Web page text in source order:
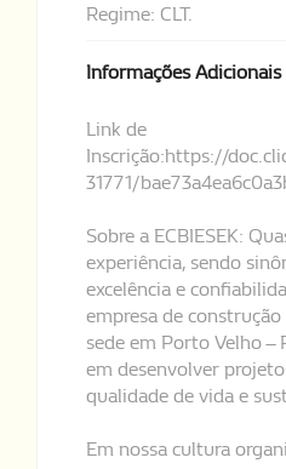
Regime: CLT.
Informações Adicionais
Link de
Inscrição:https://
31771/
Sobre a ECBIESEK:
experiência, sendo
excelência e
empresa de
sede em Porto Velho –
em desenvolver
qualidade de vida e
Em nossa cultura